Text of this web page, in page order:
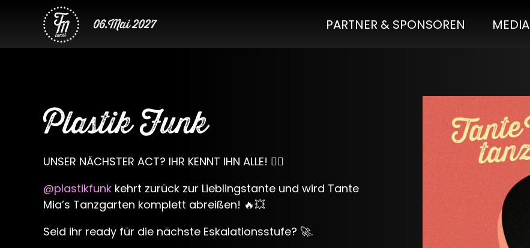
06.Mai 2027 PARTNER & SPONSOREN MEDIA
Plastik Funk
UNSER NÄCHSTER ACT? IHR KENNT IHN ALLE! ❤️‍🔥
@plastikfunk kehrt zurück zur Lieblingstante und wird Tante
Mia’s Tanzgarten komplett abreißen! 🔥💥
Seid ihr ready für die nächste Eskalationsstufe? 🚀.